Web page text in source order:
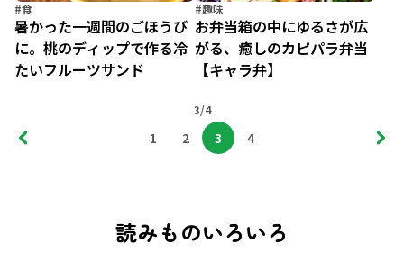
#食
暑かった一週間のごほうび
に。桃のディップで作る冷
たいフルーツサンド
#趣味
お弁当箱の中にゆるさが広
がる、癒しのカピパラ弁当
【キャラ弁】
3/4
1 2 3 4
読みものいろいろ